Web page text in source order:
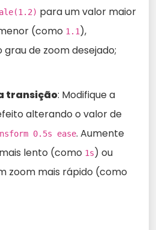
para um valor maior
(como 1.1 ),
de zoom desejado;
transição: Modifique a
alterando o valor de
0.5s ease. Aumente
lento (como 1s) ou
zoom mais rápido (como